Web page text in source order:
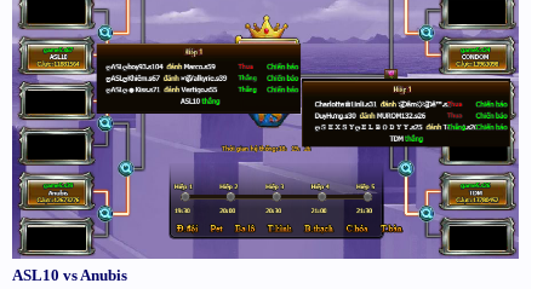
ASL10 vs Anubis